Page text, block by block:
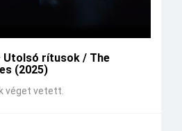
Utolsó rítusok / The
(2025)
véget vetett.